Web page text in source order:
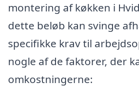
montering af køkken i
dette beløb kan svinge
specifikke krav til
nogle af de faktorer, der
omkostningerne: